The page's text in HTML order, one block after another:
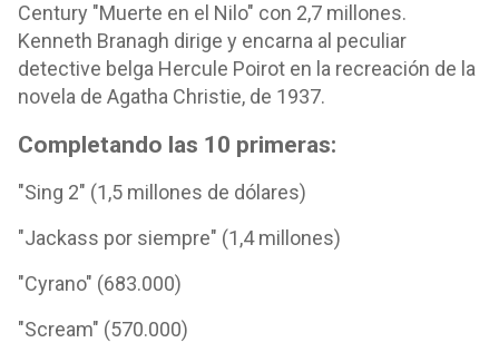
Century "Muerte en el Nilo" con 2,7 millones.
Kenneth Branagh dirige y encarna al peculiar
detective belga Hercule Poirot en la recreación de la
novela de Agatha Christie, de 1937.
Completando las 10 primeras:
"Sing 2" (1,5 millones de dólares)
"Jackass por siempre" (1,4 millones)
"Cyrano" (683.000)
"Scream" (570.000)